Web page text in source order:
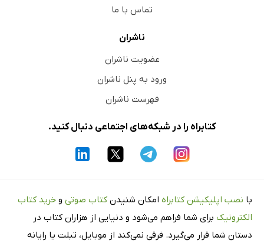
تماس با ما
ناشران
عضویت ناشران
ورود به پنل ناشران
فهرست ناشران
کتابراه را در شبکه‌های اجتماعی دنبال کنید.
با نصب اپلیکیشن کتابراه امکان شنیدن کتاب صوتی و خرید کتاب
الکترونیک برای شما فراهم می‌شود و دنیایی از هزاران کتاب در
دستان شما قرار می‌گیرد. فرقی نمی‌کند از موبایل، تبلت یا رایانه